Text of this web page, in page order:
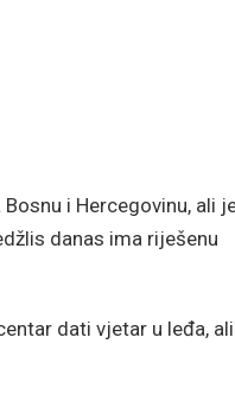
i Hercegovinu, ali
danas ima riješenu
dati vjetar u leđa,